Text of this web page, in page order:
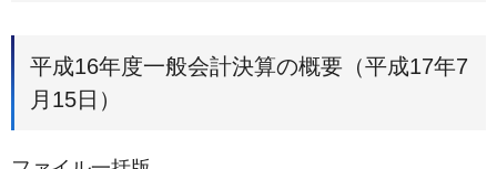
平成16年度一般会計決算の概要（平成17年7
月15日）